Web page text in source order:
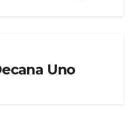
Uno